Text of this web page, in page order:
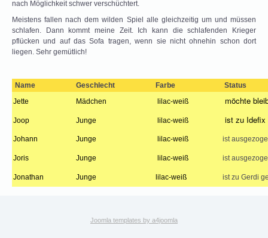
nach Möglichkeit schwer verschüchtert.
Meistens fallen nach dem wilden Spiel alle gleichzeitig um und müssen
schlafen. Dann kommt meine Zeit. Ich kann die schlafenden Krieger
pflücken und auf das Sofa tragen, wenn sie nicht ohnehin schon dort
liegen. Sehr gemütlich!
Name Geschlecht Farbe
Status
Jette
Mädchen lilac-weiß möchte
Joop Junge lilac-weiß ist zu Idefix
Johann Junge lilac-weiß ist
Joris Junge lilac-weiß ist
Jonathan Junge lilac-weiß ist zu Gerdi
Joomla templates by a4joomla